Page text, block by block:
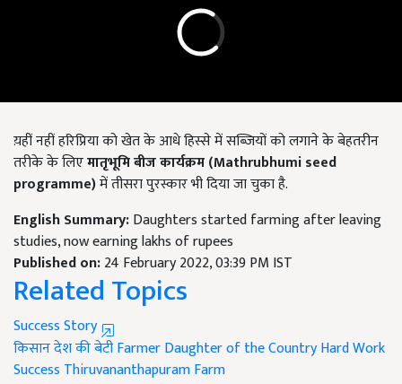
य़हीं नहीं हरिप्रिया को खेत के आधे हिस्से में सब्जियों को लगाने के बेहतरीन
तरीके के लिएमातृभूमि बीज कार्यक्रम(Mathrubhumi seed
programme)में तीसरा पुरस्कार भी दिया जा चुका है.
English Summary:Daughters started farming after leaving
studies, now earning lakhs of rupees
Published on:24 February 2022, 03:39 PM IST
Related Topics
Success Story
किसानदेश की बेटीFarmerDaughter of the CountryHard Work
Success ThiruvananthapuramFarm